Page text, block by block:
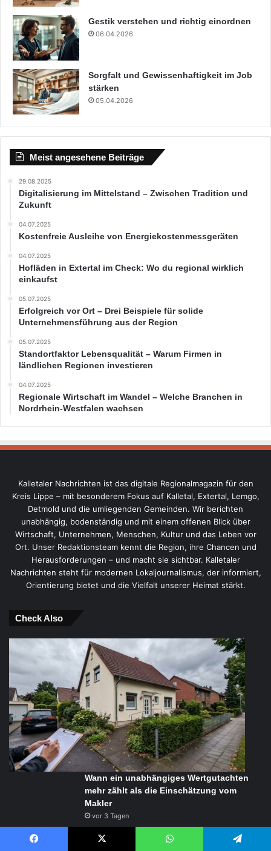
Gestik verstehen und richtig einordnen
06.04.2026
Sorgfalt und Gewissenhaftigkeit im Job
stärken
05.04.2026
Meist angesehene Beiträge
29.08.2025
Digitalisierung im Mittelstand – Zwischen Tradition und
Zukunft
04.07.2025
Kostenfreie Ausleihe von Energiekostenmessgeräten
04.07.2025
Hofläden in Extertal im Check: Wo du regional wirklich
einkaufst
05.07.2025
Erfolgreich vor Ort – Drei Beispiele für solide
Unternehmensführung aus der Region
05.07.2025
Standortfaktor Lebensqualität – Warum Firmen in
ländlichen Regionen investieren
04.07.2025
Regionale Wirtschaft im Wandel – Welche Branchen in
Nordrhein-Westfalen wachsen
Kalletaler Nachrichten ist das digitale Regionalmagazin für den
Kreis Lippe – mit besonderem Fokus auf Kalletal, Extertal, Lemgo,
Detmold und die umliegenden Gemeinden. Wir berichten
unabhängig, bodenständig und mit einem offenen Blick über
Wirtschaft, Unternehmen, Menschen, Kultur und das Leben vor
Ort. Unser Redaktionsteam kennt die Region, ihre Chancen und
Herausforderungen – und macht sie sichtbar. Kalletaler
Nachrichten steht für modernen Lokaljournalismus, der informiert,
Orientierung bietet und die Vielfalt unserer Heimat stärkt.
Check Also
Wann ein unabhängiges Wertgutachten
mehr zählt als die Einschätzung vom
Makler
vor 3 Tagen